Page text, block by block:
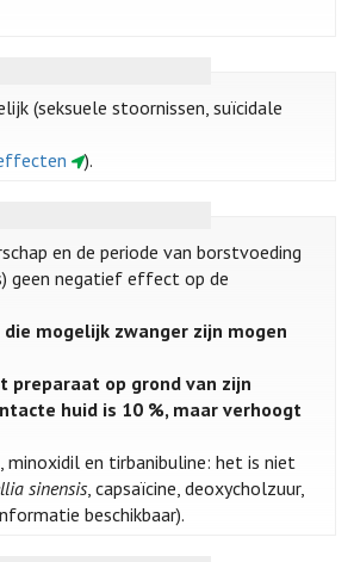
(seksuele stoornissen, suïcidale
).
en de periode van borstvoeding
geen negatief effect op de
mogelijk zwanger zijn mogen
preparaat op grond van zijn
huid is 10 %, maar verhoogt
en tirbanibuline: het is niet
sinensis, capsaïcine, deoxycholzuur,
beschikbaar).